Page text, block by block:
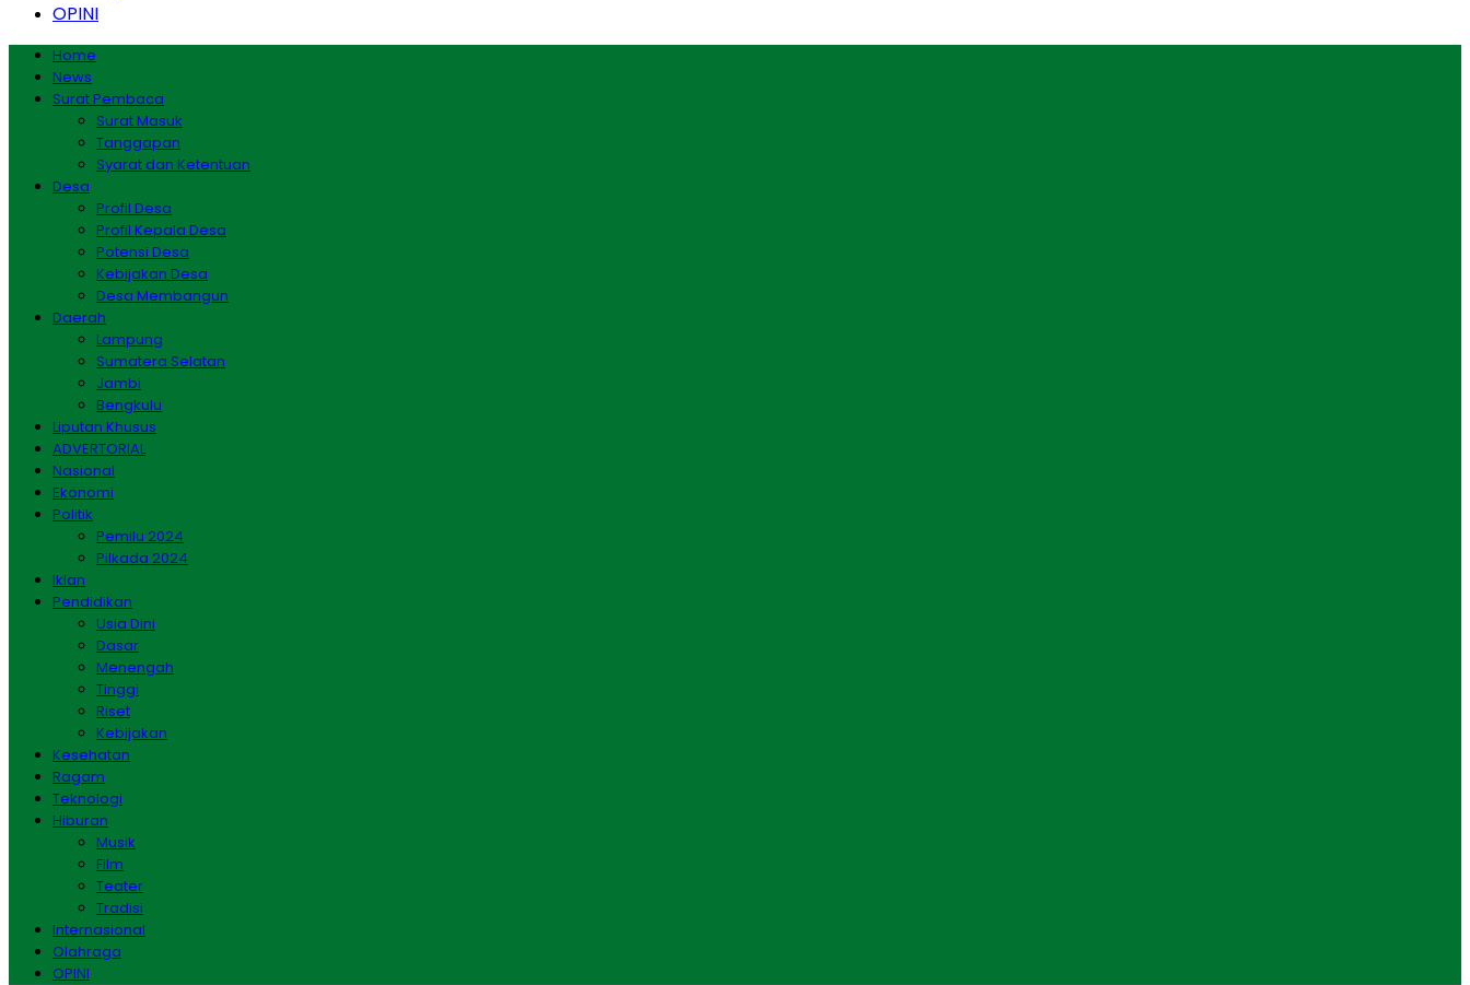
OPINI
Home
News
Surat Pembaca
Surat Masuk
Tanggapan
Syarat dan Ketentuan
Desa
Profil Desa
Profil Kepala Desa
Potensi Desa
Kebijakan Desa
Desa Membangun
Daerah
Lampung
Sumatera Selatan
Jambi
Bengkulu
Liputan Khusus
ADVERTORIAL
Nasional
Ekonomi
Politik
Pemilu 2024
Pilkada 2024
Iklan
Pendidikan
Usia Dini
Dasar
Menengah
Tinggi
Riset
Kebijakan
Kesehatan
Ragam
Teknologi
Hiburan
Musik
Film
Teater
Tradisi
Internasional
Olahraga
OPINI